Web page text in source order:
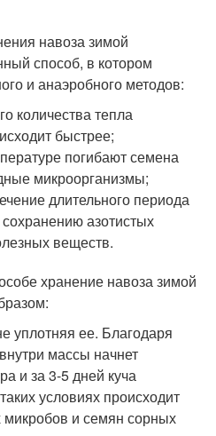
навоза зимой
способ, в котором
и анаэробного методов:
количества тепла
быстрее;
погибают семена
микроорганизмы;
длительного периода
азотистых
веществ.
хранение навоза зимой
уплотняя ее. Благодаря
массы начнет
и за 3-5 дней куча
условиях происходит
микробов и семян сорных